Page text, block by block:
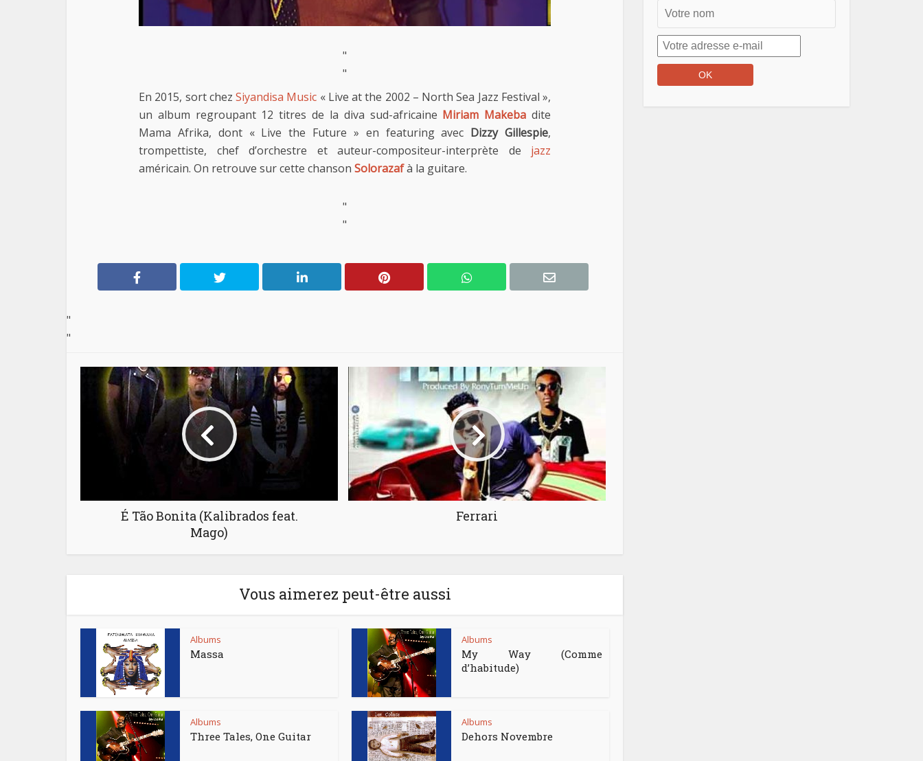
"
"
En 2015, sort chez Siyandisa Music « Live at the 2002 – North Sea Jazz Festival »,
un album regroupant 12 titres de la diva sud-africaine Miriam Makeba dite
Mama Afrika, dont « Live the Future » en featuring avec Dizzy Gillespie,
trompettiste, chef d’orchestre et auteur-compositeur-interprète de jazz
américain. On retrouve sur cette chanson Solorazafà la guitare.
"
"
"
"
É Tão Bonita (Kalibrados feat.
Mago)
Ferrari
Vous aimerez peut-être aussi
Albums
Massa
Albums
My Way (Comme
d’habitude)
Albums
Three Tales, One Guitar
Albums
Dehors Novembre